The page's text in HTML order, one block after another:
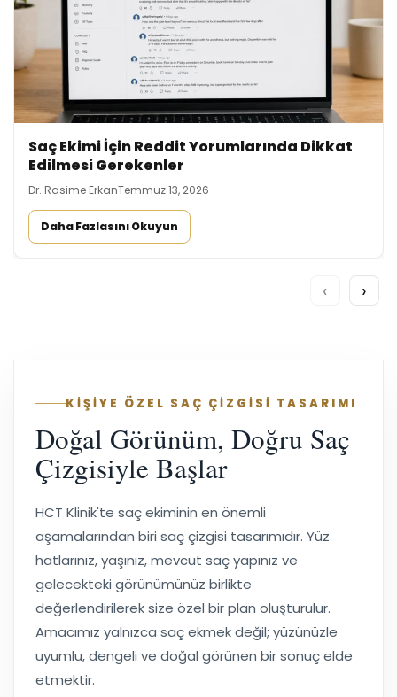
Saç Ekimi İçin Reddit Yorumlarında Dikkat
Edilmesi Gerekenler
Dr. Rasime ErkanTemmuz 13, 2026
Daha Fazlasını Okuyun
‹ ›
KİŞİYE ÖZEL SAÇ ÇİZGİSİ TASARIMI
Doğal Görünüm, Doğru Saç
Çizgisiyle Başlar
HCT Klinik'te saç ekiminin en önemli
aşamalarından biri saç çizgisi tasarımıdır. Yüz
hatlarınız, yaşınız, mevcut saç yapınız ve
gelecekteki görünümünüz birlikte
değerlendirilerek size özel bir plan oluşturulur.
Amacımız yalnızca saç ekmek değil; yüzünüzle
uyumlu, dengeli ve doğal görünen bir sonuç elde
etmektir.